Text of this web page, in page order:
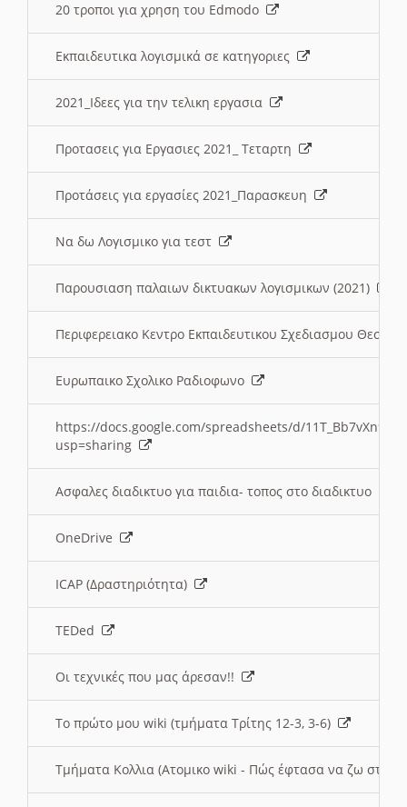
20 τροποι για χρηση του Edmodo
Εκπαιδευτικα λογισμικά σε κατηγοριες
2021_Ιδεες για την τελικη εργασια
Προτασεις για Εργασιες 2021_ Τεταρτη
Προτάσεις για εργασίες 2021_Παρασκευη
Να δω Λογισμικο για τεστ
Παρουσιαση παλαιων δικτυακων λογισμικων (2021)
Περιφερειακο Κεντρο Εκπαιδευτικου Σχεδιασμου
Ευρωπαικο Σχολικο Ραδιοφωνο
https://docs.google.com/spreadsheets/d/
usp=sharing
Ασφαλες διαδικτυο για παιδια- τοπος στο διαδικτυο
OneDrive
ICAP (Δραστηριότητα)
TEDed
Οι τεχνικές που μας άρεσαν!!
Το πρώτο μου wiki (τμήματα Τρίτης 12-3, 3-6)
Τμήματα Κολλια (Ατομικο wiki - Πώς έφτασα να ζω στην